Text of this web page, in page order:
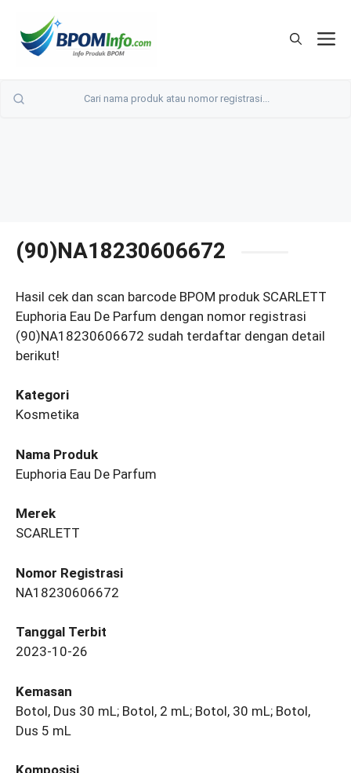
(90)NA18230606672
Hasil cek dan scan barcode BPOM produk SCARLETT
Euphoria Eau De Parfum dengan nomor registrasi
(90)NA18230606672 sudah terdaftar dengan detail
berikut!
Kategori
Kosmetika
Nama Produk
Euphoria Eau De Parfum
Merek
SCARLETT
Nomor Registrasi
NA18230606672
Tanggal Terbit
2023-10-26
Kemasan
Botol, Dus 30 mL; Botol, 2 mL; Botol, 30 mL; Botol,
Dus 5 mL